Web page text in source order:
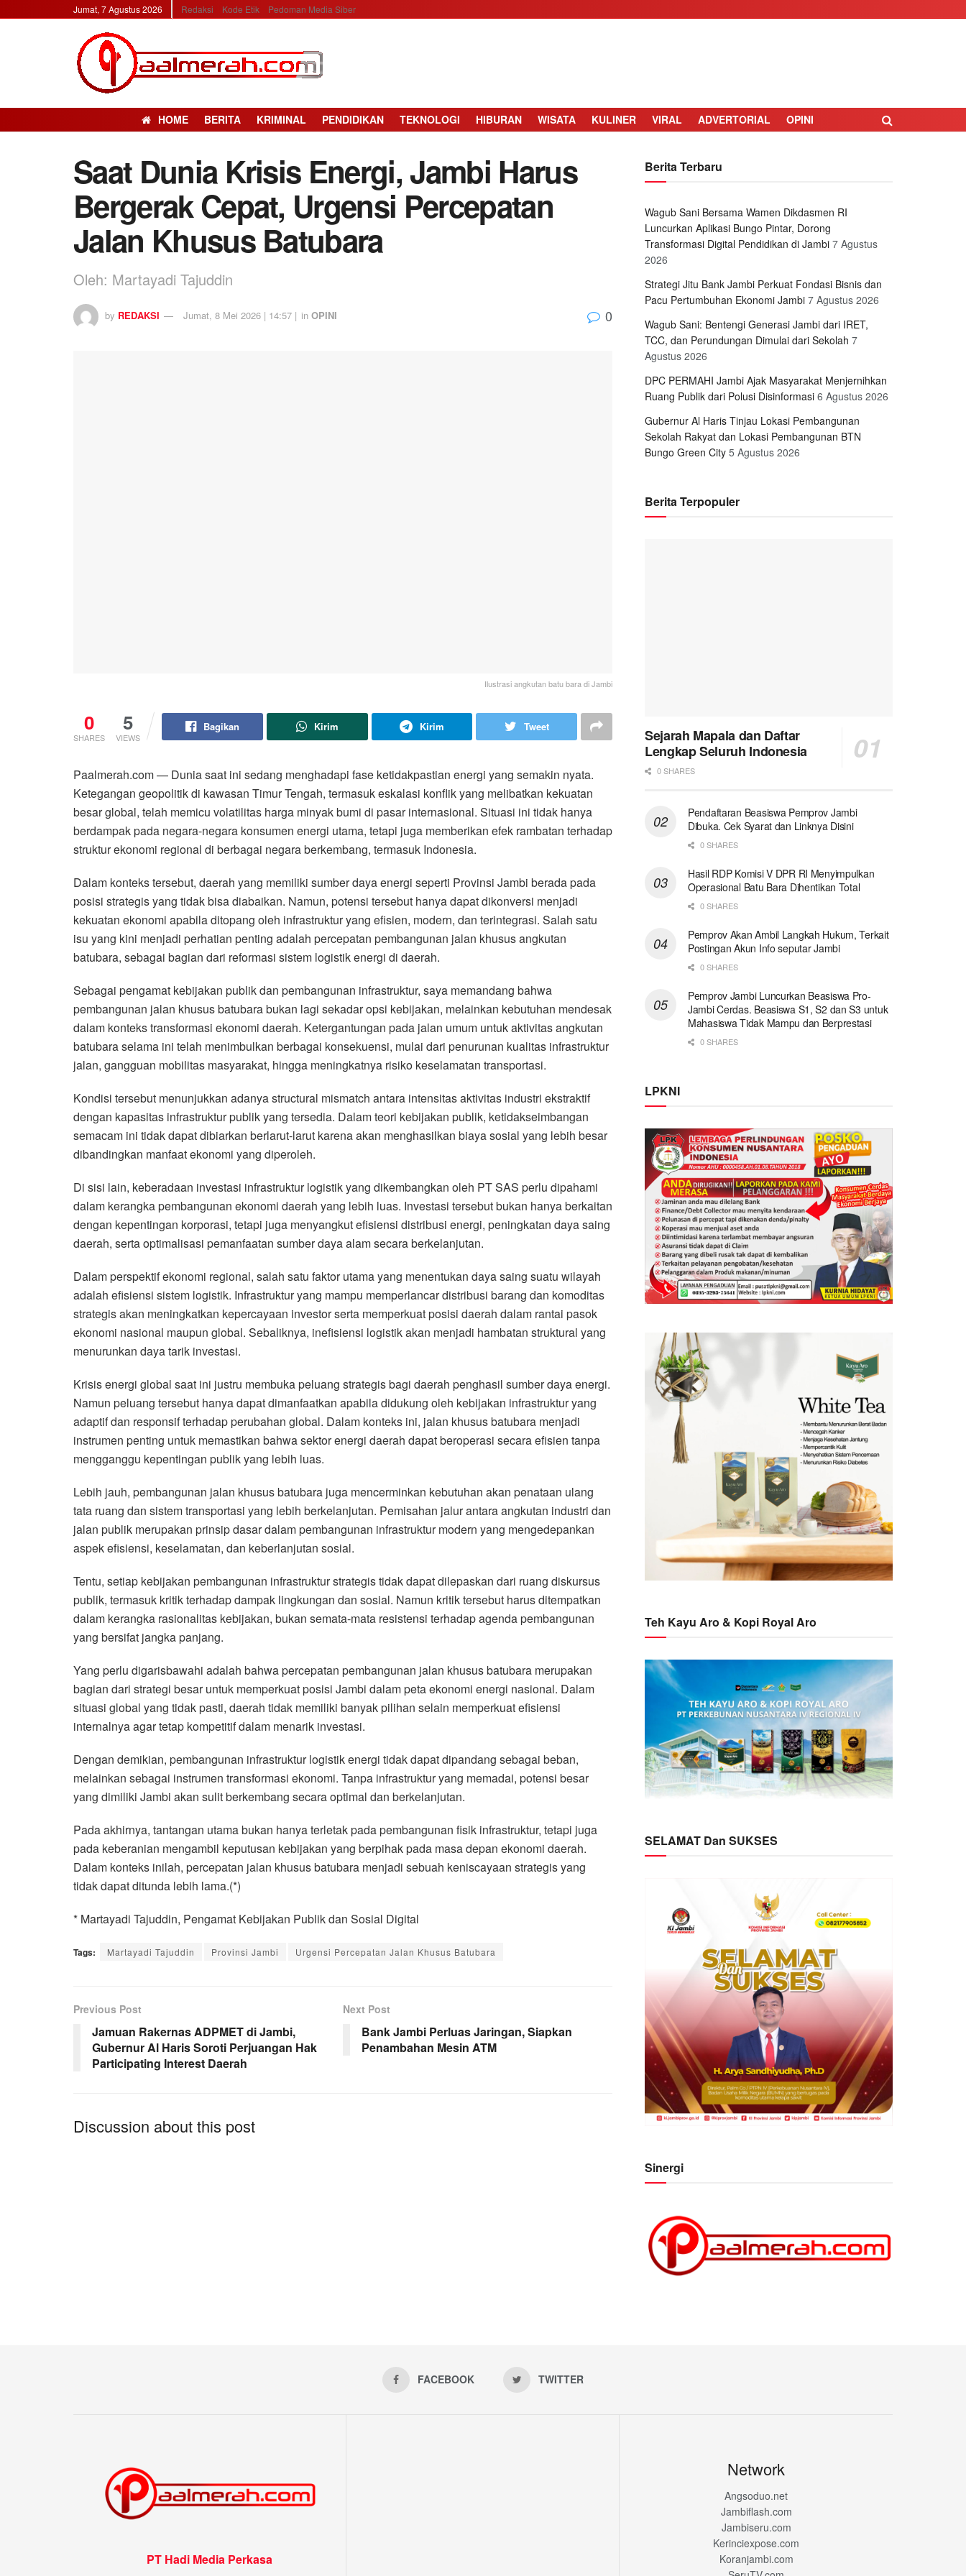
Jumat, 7 Agustus 2026 Redaksi Kode Etik Pedoman Media Siber
HOME BERITA KRIMINAL PENDIDIKAN TEKNOLOGI HIBURAN WISATA KULINER VIRAL ADVERTORIAL OPINI
Saat Dunia Krisis Energi, Jambi Harus
Bergerak Cepat, Urgensi Percepatan
Jalan Khusus Batubara
Oleh: Martayadi Tajuddin
by REDAKSI Jumat, 8 Mei 2026 | 14:57 | in OPINI 0
Ilustrasi angkutan batu bara di Jambi
0
SHARES
5
VIEWS
Bagikan Kirim Kirim Tweet
Paalmerah.com — Dunia saat ini sedang menghadapi fase ketidakpastian energi yang semakin nyata.
Ketegangan geopolitik di kawasan Timur Tengah, termasuk eskalasi konflik yang melibatkan kekuatan
besar global, telah memicu volatilitas harga minyak bumi di pasar internasional. Situasi ini tidak hanya
berdampak pada negara-negara konsumen energi utama, tetapi juga memberikan efek rambatan terhadap
struktur ekonomi regional di berbagai negara berkembang, termasuk Indonesia.
Dalam konteks tersebut, daerah yang memiliki sumber daya energi seperti Provinsi Jambi berada pada
posisi strategis yang tidak bisa diabaikan. Namun, potensi tersebut hanya dapat dikonversi menjadi
kekuatan ekonomi apabila ditopang oleh infrastruktur yang efisien, modern, dan terintegrasi. Salah satu
isu yang kini menjadi perhatian penting adalah percepatan pembangunan jalan khusus angkutan
batubara, sebagai bagian dari reformasi sistem logistik energi di daerah.
Sebagai pengamat kebijakan publik dan pembangunan infrastruktur, saya memandang bahwa
pembangunan jalan khusus batubara bukan lagi sekadar opsi kebijakan, melainkan kebutuhan mendesak
dalam konteks transformasi ekonomi daerah. Ketergantungan pada jalan umum untuk aktivitas angkutan
batubara selama ini telah menimbulkan berbagai konsekuensi, mulai dari penurunan kualitas infrastruktur
jalan, gangguan mobilitas masyarakat, hingga meningkatnya risiko keselamatan transportasi.
Kondisi tersebut menunjukkan adanya structural mismatch antara intensitas aktivitas industri ekstraktif
dengan kapasitas infrastruktur publik yang tersedia. Dalam teori kebijakan publik, ketidakseimbangan
semacam ini tidak dapat dibiarkan berlarut-larut karena akan menghasilkan biaya sosial yang lebih besar
dibandingkan manfaat ekonomi yang diperoleh.
Di sisi lain, keberadaan investasi infrastruktur logistik yang dikembangkan oleh PT SAS perlu dipahami
dalam kerangka pembangunan ekonomi daerah yang lebih luas. Investasi tersebut bukan hanya berkaitan
dengan kepentingan korporasi, tetapi juga menyangkut efisiensi distribusi energi, peningkatan daya saing
daerah, serta optimalisasi pemanfaatan sumber daya alam secara berkelanjutan.
Dalam perspektif ekonomi regional, salah satu faktor utama yang menentukan daya saing suatu wilayah
adalah efisiensi sistem logistik. Infrastruktur yang mampu memperlancar distribusi barang dan komoditas
strategis akan meningkatkan kepercayaan investor serta memperkuat posisi daerah dalam rantai pasok
ekonomi nasional maupun global. Sebaliknya, inefisiensi logistik akan menjadi hambatan struktural yang
menurunkan daya tarik investasi.
Krisis energi global saat ini justru membuka peluang strategis bagi daerah penghasil sumber daya energi.
Namun peluang tersebut hanya dapat dimanfaatkan apabila didukung oleh kebijakan infrastruktur yang
adaptif dan responsif terhadap perubahan global. Dalam konteks ini, jalan khusus batubara menjadi
instrumen penting untuk memastikan bahwa sektor energi daerah dapat beroperasi secara efisien tanpa
mengganggu kepentingan publik yang lebih luas.
Lebih jauh, pembangunan jalan khusus batubara juga mencerminkan kebutuhan akan penataan ulang
tata ruang dan sistem transportasi yang lebih berkelanjutan. Pemisahan jalur antara angkutan industri dan
jalan publik merupakan prinsip dasar dalam pembangunan infrastruktur modern yang mengedepankan
aspek efisiensi, keselamatan, dan keberlanjutan sosial.
Tentu, setiap kebijakan pembangunan infrastruktur strategis tidak dapat dilepaskan dari ruang diskursus
publik, termasuk kritik terhadap dampak lingkungan dan sosial. Namun kritik tersebut harus ditempatkan
dalam kerangka rasionalitas kebijakan, bukan semata-mata resistensi terhadap agenda pembangunan
yang bersifat jangka panjang.
Yang perlu digarisbawahi adalah bahwa percepatan pembangunan jalan khusus batubara merupakan
bagian dari strategi besar untuk memperkuat posisi Jambi dalam peta ekonomi energi nasional. Dalam
situasi global yang tidak pasti, daerah tidak memiliki banyak pilihan selain memperkuat efisiensi
internalnya agar tetap kompetitif dalam menarik investasi.
Dengan demikian, pembangunan infrastruktur logistik energi tidak dapat dipandang sebagai beban,
melainkan sebagai instrumen transformasi ekonomi. Tanpa infrastruktur yang memadai, potensi besar
yang dimiliki Jambi akan sulit berkembang secara optimal dan berkelanjutan.
Pada akhirnya, tantangan utama bukan hanya terletak pada pembangunan fisik infrastruktur, tetapi juga
pada keberanian mengambil keputusan kebijakan yang berpihak pada masa depan ekonomi daerah.
Dalam konteks inilah, percepatan jalan khusus batubara menjadi sebuah keniscayaan strategis yang
tidak dapat ditunda lebih lama.(*)
* Martayadi Tajuddin, Pengamat Kebijakan Publik dan Sosial Digital
Tags: Martayadi Tajuddin Provinsi Jambi Urgensi Percepatan Jalan Khusus Batubara
Previous Post
Jamuan Rakernas ADPMET di Jambi,
Gubernur Al Haris Soroti Perjuangan Hak
Participating Interest Daerah
Next Post
Bank Jambi Perluas Jaringan, Siapkan
Penambahan Mesin ATM
Discussion about this post
Berita Terbaru
Wagub Sani Bersama Wamen Dikdasmen RI
Luncurkan Aplikasi Bungo Pintar, Dorong
Transformasi Digital Pendidikan di Jambi 7 Agustus
2026
Strategi Jitu Bank Jambi Perkuat Fondasi Bisnis dan
Pacu Pertumbuhan Ekonomi Jambi 7 Agustus 2026
Wagub Sani: Bentengi Generasi Jambi dari IRET,
TCC, dan Perundungan Dimulai dari Sekolah 7
Agustus 2026
DPC PERMAHI Jambi Ajak Masyarakat Menjernihkan
Ruang Publik dari Polusi Disinformasi 6 Agustus 2026
Gubernur Al Haris Tinjau Lokasi Pembangunan
Sekolah Rakyat dan Lokasi Pembangunan BTN
Bungo Green City 5 Agustus 2026
Berita Terpopuler
Sejarah Mapala dan Daftar
Lengkap Seluruh Indonesia
0 SHARES
Pendaftaran Beasiswa Pemprov Jambi
Dibuka. Cek Syarat dan Linknya Disini
0 SHARES
Hasil RDP Komisi V DPR RI Menyimpulkan
Operasional Batu Bara Dihentikan Total
0 SHARES
Pemprov Akan Ambil Langkah Hukum, Terkait
Postingan Akun Info seputar Jambi
0 SHARES
Pemprov Jambi Luncurkan Beasiswa Pro-
Jambi Cerdas. Beasiswa S1, S2 dan S3 untuk
Mahasiswa Tidak Mampu dan Berprestasi
0 SHARES
LPKNI
Teh Kayu Aro & Kopi Royal Aro
SELAMAT Dan SUKSES
Sinergi
FACEBOOK TWITTER
PT Hadi Media Perkasa
Network
Angsoduo.net
Jambiflash.com
Jambiseru.com
Kerinciexpose.com
Koranjambi.com